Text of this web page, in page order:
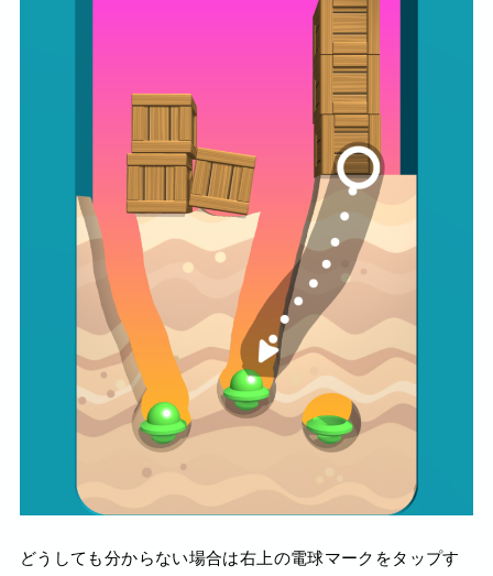
どうしても分からない場合は右上の電球マークをタップす